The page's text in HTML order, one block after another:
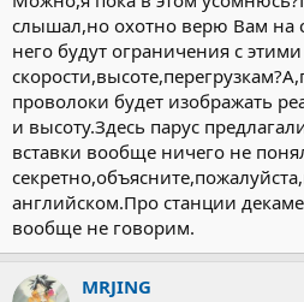
В другом направлении другие 15
Что будете делать?
.
слышал,но охотно верю Вам на
него будут ограничения с
проволоки будет изображать
и высоту.Здесь парус
вставки вообще ничего не
английском.Про станции
вообще не говорим.
MRJING